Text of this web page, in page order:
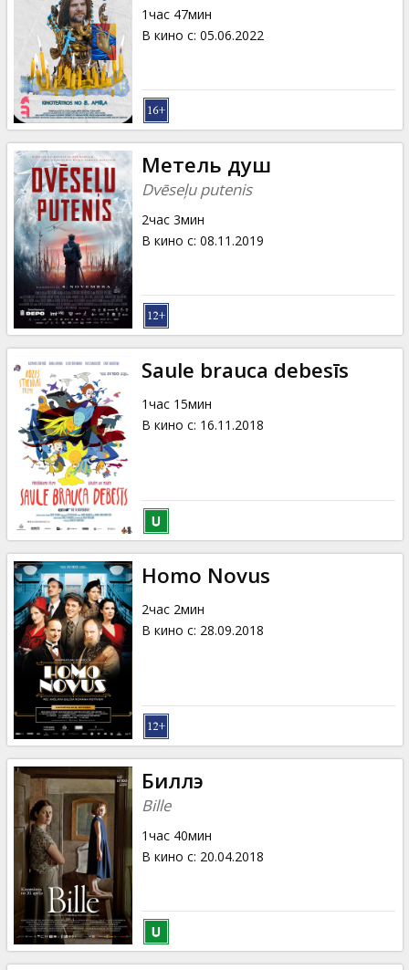
1час 47мин
В кино с: 05.06.2022
Метель душ
Dvēseļu putenis
2час 3мин
В кино с: 08.11.2019
Saule brauca debesīs
1час 15мин
В кино с: 16.11.2018
Homo Novus
2час 2мин
В кино с: 28.09.2018
Биллэ
Bille
1час 40мин
В кино с: 20.04.2018